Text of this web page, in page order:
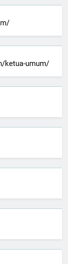
ketua-umum/